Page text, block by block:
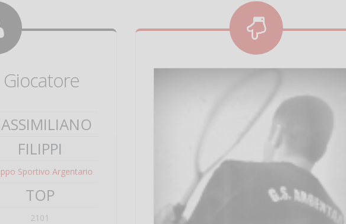
FILIPPI
Sportivo Argentario
TOP
2101